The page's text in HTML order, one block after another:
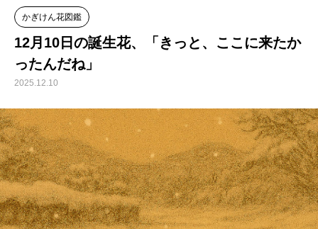
かぎけん花図鑑
12月10日の誕生花、「きっと、ここに来たか
ったんだね」
2025.12.10